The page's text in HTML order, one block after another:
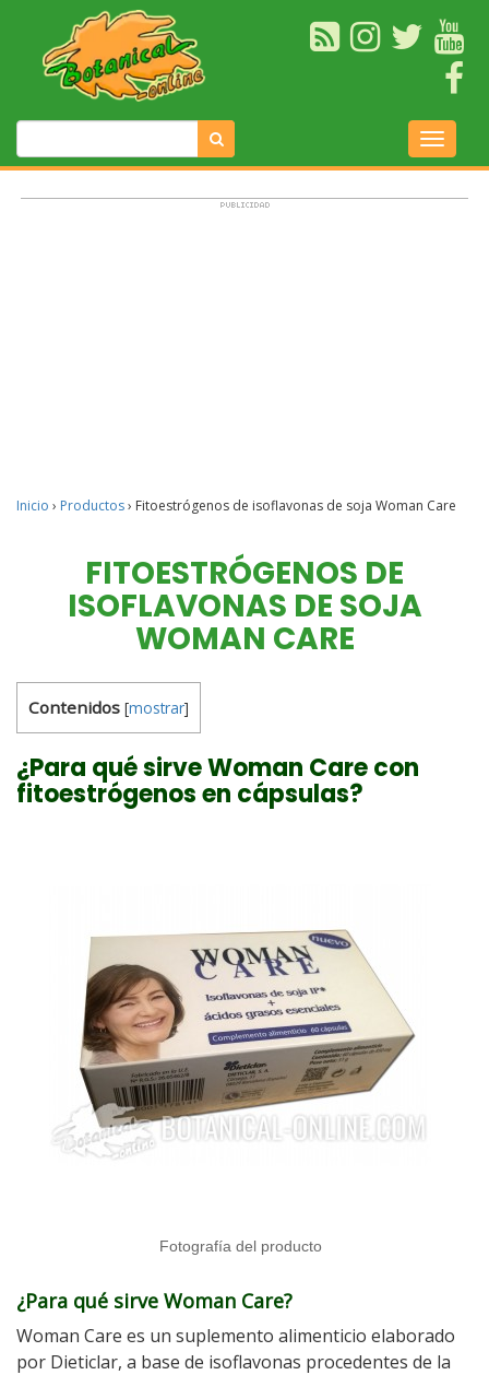
Inicio › Productos› Fitoestrógenos de isoflavonas de soja Woman Care
FITOESTRÓGENOS DE
ISOFLAVONAS DE SOJA
WOMAN CARE
Contenidos [mostrar]
¿Para qué sirve Woman Care con
fitoestrógenos en cápsulas?
Fotografía del producto
¿Para qué sirve Woman Care?
Woman Care es un suplemento alimenticio elaborado
por Dieticlar, a base de isoflavonas procedentes de la